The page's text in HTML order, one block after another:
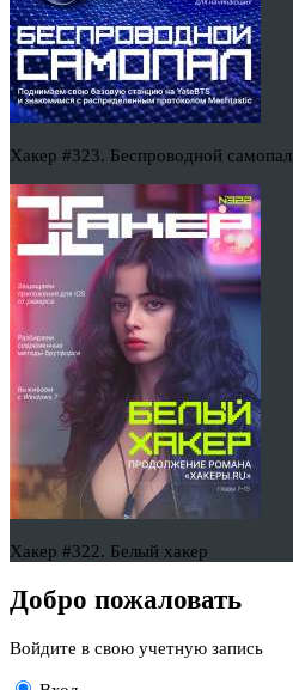
Хакер #323. Беспроводной самопал
Хакер #322. Белый хакер
Добро пожаловать
Войдите в свою учетную запись